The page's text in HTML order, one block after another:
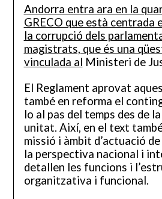
Andorra entra ara en la
GRECO que està centrada
la corrupció dels
magistrats, que és una
vinculada al Ministeri de
El Reglament aprovat
també en reforma el
lo al pas del temps des de
unitat. Així, en el text
missió i àmbit d’actuació
la perspectiva nacional i
detallen les funcions i
organitzativa i funcional.